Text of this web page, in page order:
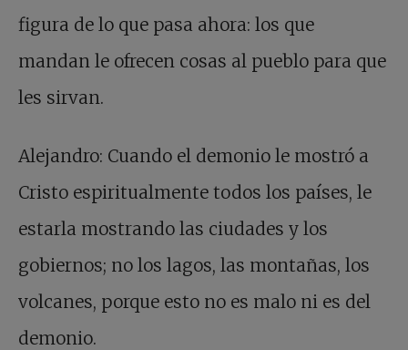
figura de lo que pasa ahora: los que
mandan le ofrecen cosas al pueblo para que
les sirvan.
Alejandro: Cuando el demonio le mostró a
Cristo espiritualmente todos los países, le
estarla mostrando las ciudades y los
gobiernos; no los lagos, las montañas, los
volcanes, porque esto no es malo ni es del
demonio.